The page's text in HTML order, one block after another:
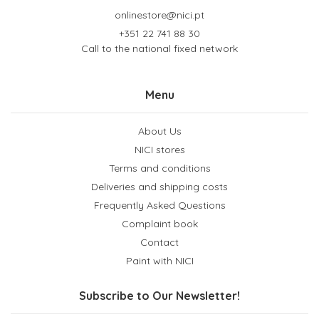
onlinestore@nici.pt
+351 22 741 88 30
Call to the national fixed network
Menu
About Us
NICI stores
Terms and conditions
Deliveries and shipping costs
Frequently Asked Questions
Complaint book
Contact
Paint with NICI
Subscribe to Our Newsletter!